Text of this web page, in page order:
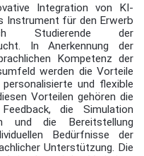
Integration von KI-
Instrument für den Erwerb
Studierende der
In Anerkennung der
Kompetenz der
werden die Vorteile
und flexible
Vorteilen gehören die
die Simulation
und die Bereitstellung
Bedürfnisse der
Unterstützung. Die